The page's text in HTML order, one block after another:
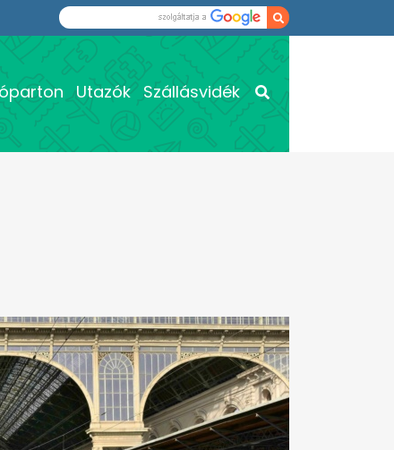
Utazók Szállásvidék